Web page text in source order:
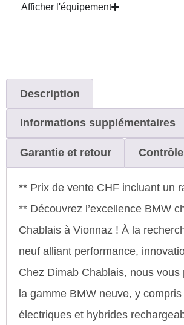
Afficher l'équipement
Description
Informations supplémentaires
Garantie et retour
** Prix de vente CHF incluant un
** Découvrez l’excellence BMW
Chablais à Vionnaz ! À la
neuf alliant performance,
Chez Dimab Chablais, nous vous
la gamme BMW neuve, y
électriques et hybrides